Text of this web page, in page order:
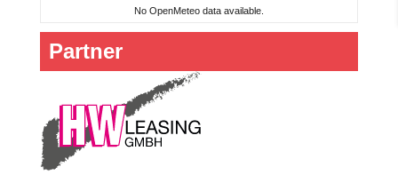
No OpenMeteo data available.
Partner